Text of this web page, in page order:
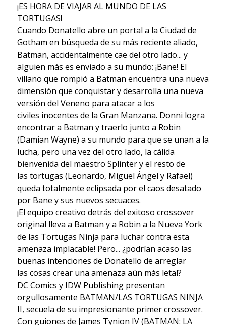
¡ES HORA DE VIAJAR AL MUNDO DE LAS
TORTUGAS!
Cuando Donatello abre un portal a la Ciudad de
Gotham en búsqueda de su más reciente aliado,
Batman, accidentalmente cae del otro lado... y
alguien más es enviado a su mundo: ¡Bane! El
villano que rompió a Batman encuentra una nueva
dimensión que conquistar y desarrolla una nueva
versión del Veneno para atacar a los
civiles inocentes de la Gran Manzana. Donni logra
encontrar a Batman y traerlo junto a Robin
(Damian Wayne) a su mundo para que se unan a la
lucha, pero una vez del otro lado, la cálida
bienvenida del maestro Splinter y el resto de
las tortugas (Leonardo, Miguel Ángel y Rafael)
queda totalmente eclipsada por el caos desatado
por Bane y sus nuevos secuaces.
¡El equipo creativo detrás del exitoso crossover
original lleva a Batman y a Robin a la Nueva York
de las Tortugas Ninja para luchar contra esta
amenaza implacable! Pero... ¿podrían acaso las
buenas intenciones de Donatello de arreglar
las cosas crear una amenaza aún más letal?
DC Comics y IDW Publishing presentan
orgullosamente BATMAN/LAS TORTUGAS NINJA
II, secuela de su impresionante primer crossover.
Con guiones de James Tynion IV (BATMAN: LA